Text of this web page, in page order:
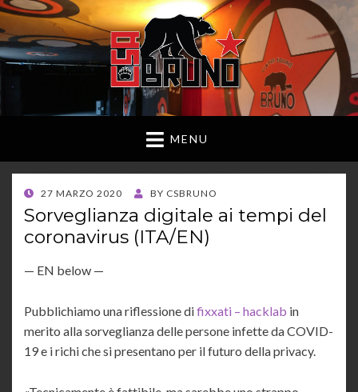
MENU
POSTED
ON
27 MARZO 2020 BY CSBRUNO
Sorveglianza digitale ai tempi del
coronavirus (ITA/EN)
— EN below —
Pubblichiamo una riflessione difixxati – hacklab in
merito alla sorveglianza delle persone infette da COVID-
19 e i richi che si presentano per il futuro della privacy.